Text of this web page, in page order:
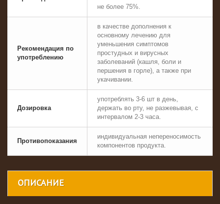
не более 75%.
Рекомендация по
употреблению
в качестве дополнения к
основному лечению для
уменьшения симптомов
простудных и вирусных
заболеваний (кашля, боли и
першения в горле), а также при
укачивании.
Дозировка
употреблять 3-6 шт в день,
держать во рту, не разжевывая, с
интервалом 2-3 часа.
Противопоказания
индивидуальная непереносимость
компонентов продукта.
ОПИСАНИЕ